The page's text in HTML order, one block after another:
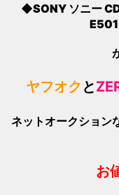
◆SONY ソニー
ヤフオク と
ネットオークション
お